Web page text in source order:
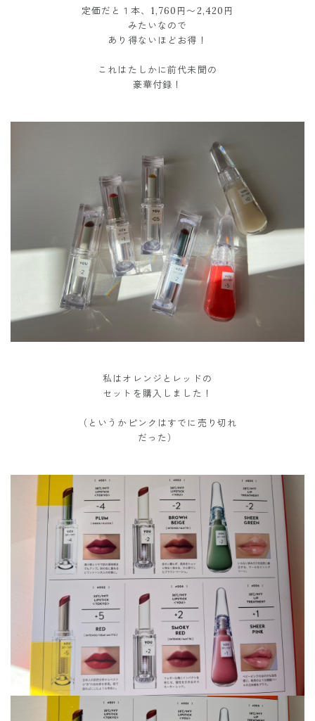
定価だと１本、1,760円〜2,420円
みたいなので
あり得ないほどお得！
これはたしかに前代未聞の
豪華付録！
私はオレンジとレッドの
セットを購入しました！
（というかピンクはすでに売り切れ
だった）